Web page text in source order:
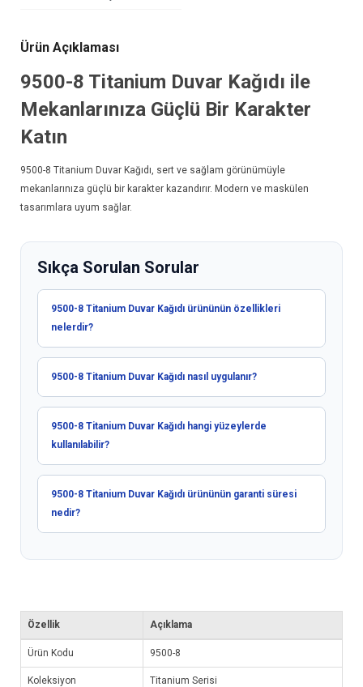
Ürün Açıklaması
9500-8 Titanium Duvar Kağıdı ile
Mekanlarınıza Güçlü Bir Karakter
Katın
9500-8 Titanium Duvar Kağıdı , sert ve sağlam görünümüyle
mekanlarınıza güçlü bir karakter kazandırır. Modern ve maskülen
tasarımlara uyum sağlar.
Sıkça Sorulan Sorular
9500-8 Titanium Duvar Kağıdı ürününün özellikleri
nelerdir?
9500-8 Titanium Duvar Kağıdı nasıl uygulanır?
9500-8 Titanium Duvar Kağıdı hangi yüzeylerde
kullanılabilir?
9500-8 Titanium Duvar Kağıdı ürününün garanti süresi
nedir?
Özellik Açıklama
Ürün Kodu 9500-8
Koleksiyon Titanium Serisi